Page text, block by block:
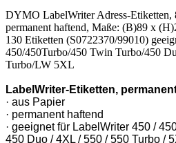
DYMO LabelWriter Adress-Etiketten,
permanent haftend, Maße: (B)89 x
130 Etiketten (S0722370/99010)
450/450Turbo/450 Twin Turbo/450
Turbo/LW 5XL
LabelWriter-Etiketten,
· aus Papier
· permanent haftend
· geeignet für LabelWriter 450 /
450 Duo / 4XL / 550 / 550 Turbo /